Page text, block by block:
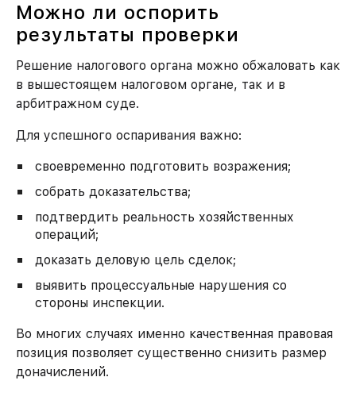
Можно ли оспорить
результаты проверки
Решение налогового органа можно обжаловать как
в вышестоящем налоговом органе, так и в
арбитражном суде.
Для успешного оспаривания важно:
своевременно подготовить возражения;
собрать доказательства;
подтвердить реальность хозяйственных
операций;
доказать деловую цель сделок;
выявить процессуальные нарушения со
стороны инспекции.
Во многих случаях именно качественная правовая
позиция позволяет существенно снизить размер
доначислений.